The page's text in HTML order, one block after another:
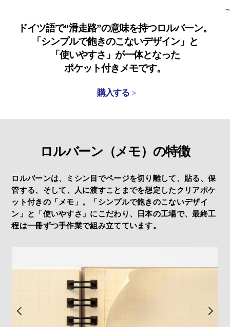
ドイツ語で“滑走路”の意味を持つロルバーン。
「シンプルで飽きのこないデザイン」と
「使いやすさ」が一体となった
ポケット付きメモです。
購入する
ロルバーン（メモ）の特徴
ロルバーンは、ミシン目でページを切り離して、貼る、保
管する、 そして、人に渡すことまでを想定したクリアポケ
ット付きの「メモ」。
「シンプルで飽きのこないデザイ
ン」と「使いやすさ」にこだわり、
日本の工場で、最終工
程は一冊ずつ手作業で組み立てています。